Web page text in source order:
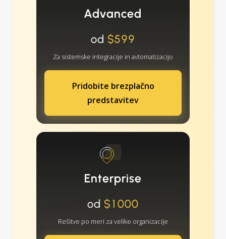
Advanced
od $599
Za sistemske integracije in avtomatizacijo
Pridobite brezplačno
predstavitev
Enterprise
od $1000
Rešitve po meri za velike organizacije